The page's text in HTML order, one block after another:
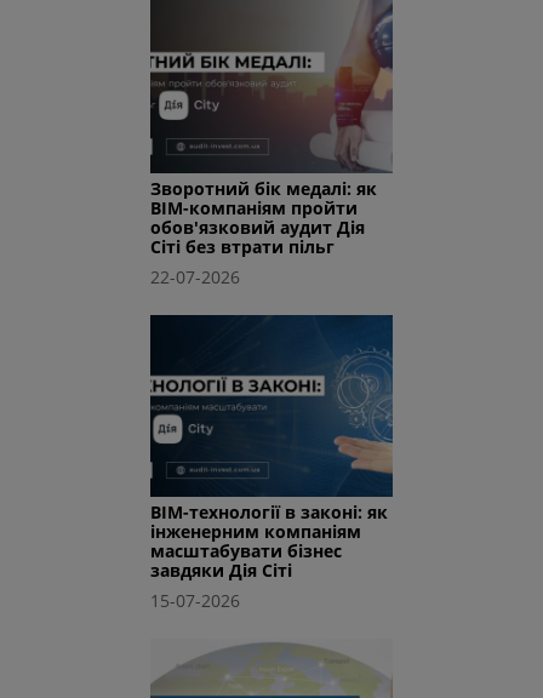
Зворотний бік медалі: як
BIM-компаніям пройти
обов'язковий аудит Дія
Сіті без втрати пільг
22-07-2026
BIM-технології в законі: як
інженерним компаніям
масштабувати бізнес
завдяки Дія Сіті
15-07-2026